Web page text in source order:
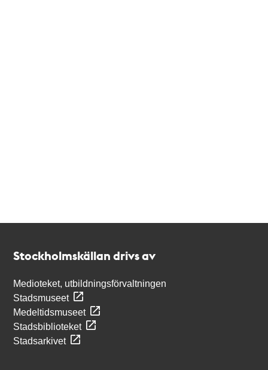
Stockholmskällan drivs av
Medioteket, utbildningsförvaltningen
Stadsmuseet
Medeltidsmuseet
Stadsbiblioteket
Stadsarkivet